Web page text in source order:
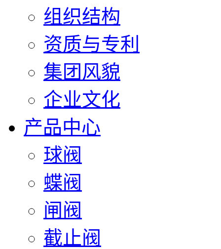
组织结构
资质与专利
集团风貌
企业文化
产品中心
球阀
蝶阀
闸阀
截止阀